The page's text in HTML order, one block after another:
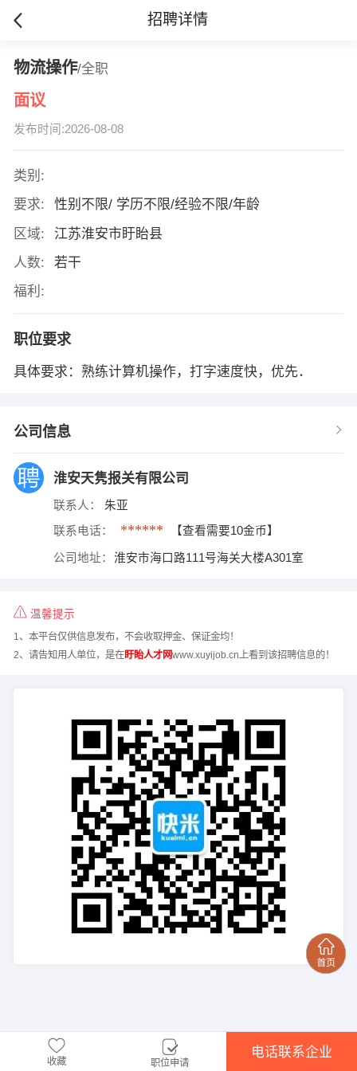
招聘详情
物流操作/全职
面议
发布时间:2026-08-08
类别:
要求:
性别不限/ 学历不限/经验不限/年龄
区域:
江苏淮安市盱眙县
人数:
若干
福利:
职位要求
具体要求：熟练计算机操作，打字速度快，优先．
公司信息
淮安天隽报关有限公司
联系人： 朱亚
联系电话： ****** 【查看需要10金币】
公司地址： 淮安市海口路111号海关大楼A301室
温馨提示
1、本平台仅供信息发布，不会收取押金、保证金均！
2、请告知用人单位，是在盱眙人才网www.xuyijob.cn上看到该招聘信息的！
收藏 职位申请
电话联系企业